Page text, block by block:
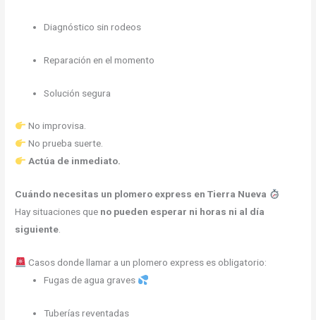
Diagnóstico sin rodeos
Reparación en el momento
Solución segura
No improvisa.
No prueba suerte.
Actúa de inmediato.
Cuándo necesitas un plomero express en Tierra Nueva
Hay situaciones que no pueden esperar ni horas ni al día
siguiente.
Casos donde llamar a un plomero express es obligatorio:
Fugas de agua graves
Tuberías reventadas